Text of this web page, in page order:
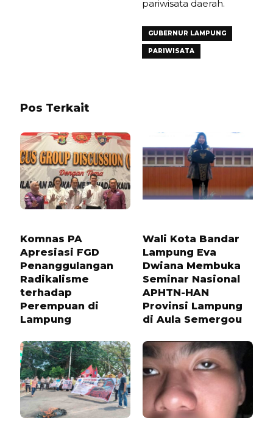
pariwisata daerah.
GUBERNUR LAMPUNG
PARIWISATA
Pos Terkait
Komnas PA
Apresiasi FGD
Penanggulangan
Radikalisme
terhadap
Perempuan di
Lampung
Wali Kota Bandar
Lampung Eva
Dwiana Membuka
Seminar Nasional
APHTN-HAN
Provinsi Lampung
di Aula Semergou